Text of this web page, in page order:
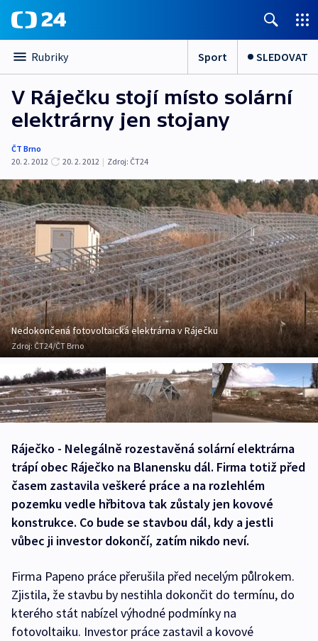
Rubriky Sport SLEDOVAT
V Ráječku stojí místo solární
elektrárny jen stojany
ČT Brno
20. 2. 2012
20. 2. 2012 | Zdroj: ČT24
Nedokončená fotovoltaická elektrárna v Ráječku
Zdroj: ČT24/ČT Brno
Ráječko - Nelegálně rozestavěná solární elektrárna
trápí obec Ráječko na Blanensku dál. Firma totiž před
časem zastavila veškeré práce a na rozlehlém
pozemku vedle hřbitova tak zůstaly jen kovové
konstrukce. Co bude se stavbou dál, kdy a jestli
vůbec ji investor dokončí, zatím nikdo neví.
Firma Papeno práce přerušila před necelým půlrokem.
Zjistila, že stavbu by nestihla dokončit do termínu, do
kterého stát nabízel výhodné podmínky na
fotovoltaiku. Investor práce zastavil a kovové